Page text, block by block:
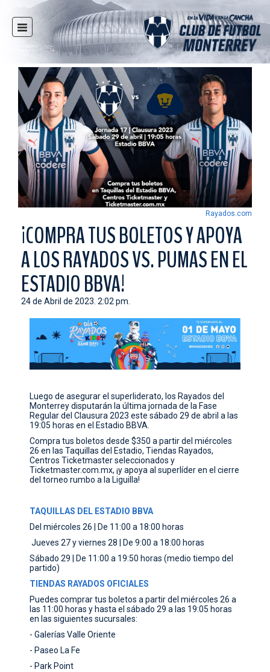
INICIO
NOTICIAS
CLUB
MULTIMEDIA
RAYADOS
RAYADAS
FUERZAS BÁSICAS
RESPONSABILIDAD SOCIAL
TAQUILLA
TIENDA
ESTADIO
PRENSA
CONTACTO
Rayados.com
¡COMPRA TUS BOLETOS Y APOYA
A LOS RAYADOS VS. PUMAS EN EL
ESTADIO BBVA!
24 de Abril de 2023. 2:02 pm.
Luego de asegurar el superliderato, los Rayados del
Monterrey disputarán la última jornada de la Fase
Regular del Clausura 2023 este sábado 29 de abril a las
19:05 horas en el Estadio BBVA.
Compra tus boletos desde $350 a partir del miércoles
26 en las Taquillas del Estadio, Tiendas Rayados,
Centros Ticketmaster seleccionados y
Ticketmaster.com.mx, ¡y apoya al superlíder en el cierre
del torneo rumbo a la Liguilla!
TAQUILLAS DEL ESTADIO BBVA
Del miércoles 26 | De 11:00 a 18:00 horas
Jueves 27 y viernes 28 | De 9:00 a 18:00 horas
Sábado 29 | De 11:00 a 19:50 horas (medio tiempo del
partido)
TIENDAS RAYADOS OFICIALES
Puedes comprar tus boletos a partir del miércoles 26 a
las 11:00 horas y hasta el sábado 29 a las 19:05 horas
en las siguientes sucursales:
- Galerías Valle Oriente
- Paseo La Fe
- Park Point